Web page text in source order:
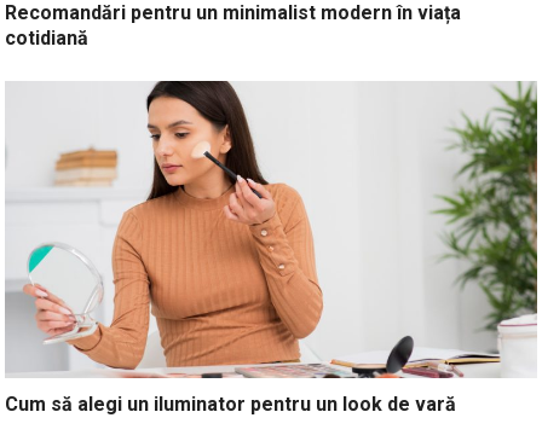
Recomandări pentru un minimalist modern în viața
cotidiană
Cum să alegi un iluminator pentru un look de vară